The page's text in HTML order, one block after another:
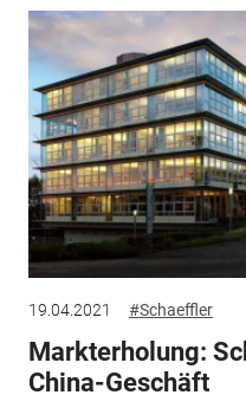
19.04.2021 #Schaeffler
Markterholung:
China-Geschäft